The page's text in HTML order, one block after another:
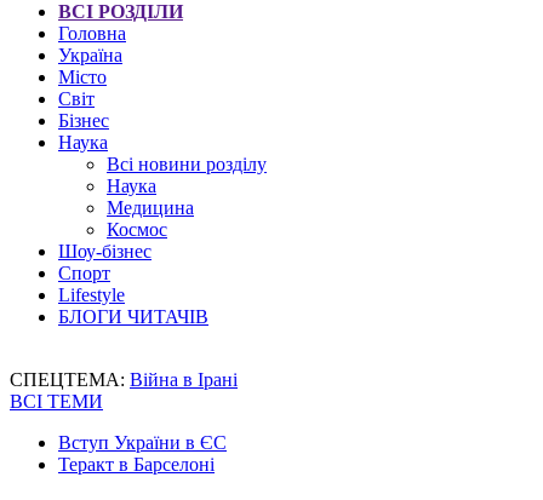
ВСІ РОЗДІЛИ
Головна
Україна
Місто
Світ
Бізнес
Наука
Всі новини розділу
Наука
Медицина
Космос
Шоу-бізнес
Спорт
Lifestyle
БЛОГИ ЧИТАЧІВ
СПЕЦТЕМА: Війна в Ірані
ВСІ ТЕМИ
Вступ України в ЄС
Теракт в Барселоні